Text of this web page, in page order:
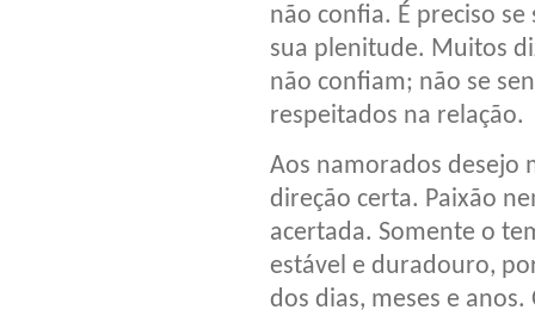
não confia. É preciso
sua plenitude. Muitos
não confiam; não se
respeitados na relação.
Aos namorados desejo
direção certa. Paixão
acertada. Somente o
estável e duradouro,
dos dias, meses e